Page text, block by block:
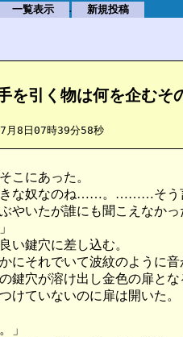
一覧表示 . 新規投稿
を引く物は何を企むそ
月8日07時39分58秒
こにあった。
な奴なのね……。………そう
やいたが誰にも聞こえなかっ
い鍵穴に差し込む。
にそれでいて波紋のように音
鍵穴が溶け出し金色の扉とな
けていないのに扉は開いた。
」